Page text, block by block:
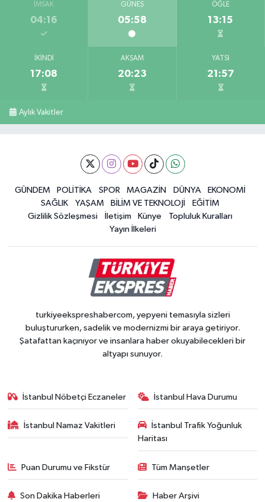
İMSAK
04:16
GÜNEŞ
05:58
ÖĞLE
13:15
İKINDI
17:08
AKŞAM
20:23
YATSI
21:57
Aylık Vakitler
GÜNDEM POLİTİKA SPOR MAGAZİN DÜNYA
EKONOMİ
SAĞLIK
YAŞAM BİLİM VE TEKNOLOJİ
EĞİTİM
Gizlilik Sözleşmesi
İletişim Künye
Topluluk Kuralları
Yayın İlkeleri
turkiyeekspreshabercom, yepyeni temasıyla sizleri
buluştururken, sadelik ve modernizmi bir araya getiriyor.
Şatafattan kaçınıyor ve insanlara haber okuyabilecekleri bir
altyapı sunuyor.
İstanbul Nöbetçi Eczaneler İstanbul Hava Durumu
İstanbul Namaz Vakitleri
İstanbul Trafik Yoğunluk
Haritası
Puan Durumu ve Fikstür Tüm Manşetler
Son Dakika Haberleri Haber Arşivi